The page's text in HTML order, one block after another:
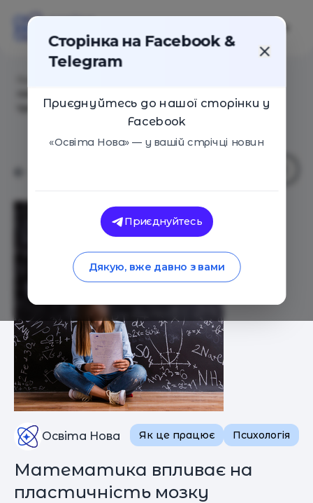
тренування, а не результати
Освіта Нова Як це працює Психологія
Математика впливає на
пластичність мозку
Сторінка на Facebook &
Telegram
Приєднуйтесь до нашої сторінки у
Facebook
«Освіта Нова» — у вашій стрічці новин
Приєднуйтесь
Дякую, вже давно з вами